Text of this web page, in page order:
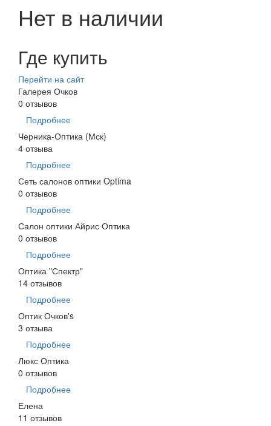
Нет в наличии
Где купить
Перейти на сайт
Галерея Очков
0 отзывов
Подробнее
Черника-Оптика (Мск)
4 отзыва
Подробнее
Сеть салонов оптики Optima
0 отзывов
Подробнее
Салон оптики Айрис Оптика
0 отзывов
Подробнее
Оптика "Спектр"
14 отзывов
Подробнее
Оптик Очков's
3 отзыва
Подробнее
Люкс Оптика
0 отзывов
Подробнее
Елена
11 отзывов